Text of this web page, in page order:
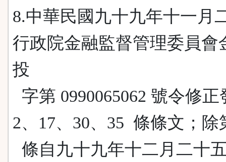
8.中華民國九十九年十一月
行政院金融監督管理委員會
投
字第 0990065062 號令修正
2、17、30、35 條條文；除
條自九十九年十二月二十